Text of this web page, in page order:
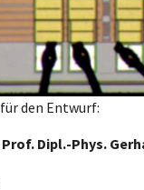
den Entwurf:
Dipl.-Phys.